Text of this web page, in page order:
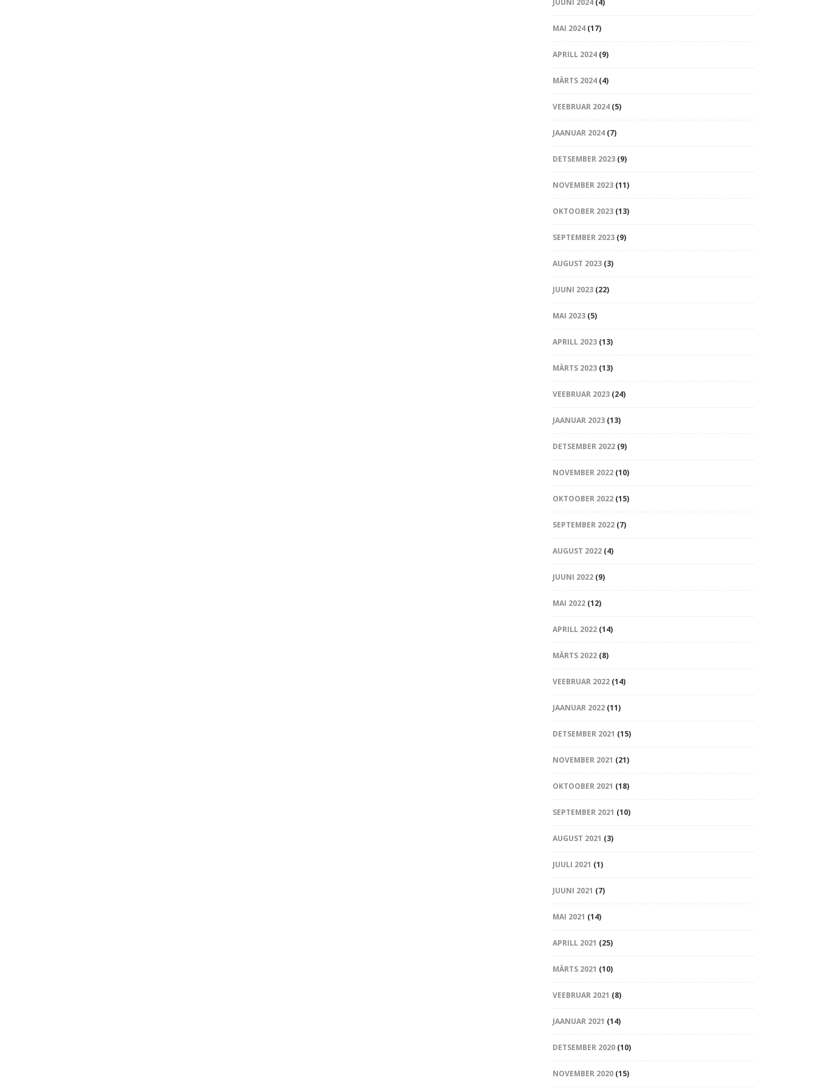
JUUNI 2024(4)
MAI 2024(17)
APRILL 2024(9)
MÄRTS 2024(4)
VEEBRUAR 2024(5)
JAANUAR 2024(7)
DETSEMBER 2023(9)
NOVEMBER 2023(11)
OKTOOBER 2023(13)
SEPTEMBER 2023(9)
AUGUST 2023(3)
JUUNI 2023(22)
MAI 2023(5)
APRILL 2023(13)
MÄRTS 2023(13)
VEEBRUAR 2023(24)
JAANUAR 2023(13)
DETSEMBER 2022(9)
NOVEMBER 2022(10)
OKTOOBER 2022(15)
SEPTEMBER 2022(7)
AUGUST 2022(4)
JUUNI 2022(9)
MAI 2022(12)
APRILL 2022(14)
MÄRTS 2022(8)
VEEBRUAR 2022(14)
JAANUAR 2022(11)
DETSEMBER 2021 (15)
NOVEMBER 2021 (21)
OKTOOBER 2021 (18)
SEPTEMBER 2021 (10)
AUGUST 2021 (3)
JUULI 2021 (1)
JUUNI 2021 (7)
MAI 2021 (14)
APRILL 2021 (25)
MÄRTS 2021 (10)
VEEBRUAR 2021 (8)
JAANUAR 2021 (14)
DETSEMBER 2020(10)
NOVEMBER 2020(15)